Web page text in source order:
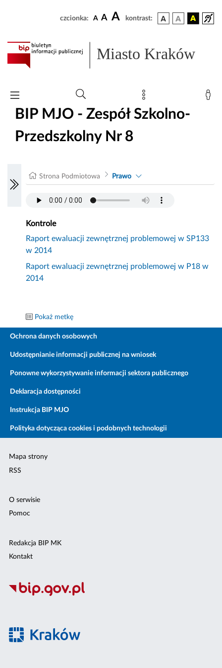
czcionka: A A A kontrast:
Miasto Kraków
BIP MJO - Zespół Szkolno-
Przedszkolny Nr 8
Strona Podmiotowa Prawo
Kontrole
Raport ewaluacji zewnętrznej problemowej w SP133
w 2014
Raport ewaluacji zewnętrznej problemowej w P18 w
2014
Pokaż metkę
Ochrona danych osobowych
Udostępnianie informacji publicznej na wniosek
Ponowne wykorzystywanie informacji sektora publicznego
Deklaracja dostępności
Instrukcja BIP MJO
Polityka dotycząca cookies i podobnych technologii
Mapa strony
RSS
O serwisie
Pomoc
Redakcja BIP MK
Kontakt